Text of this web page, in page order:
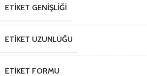
ETIKET GENIŞLIĞI
ETIKET UZUNLUĞU
ETIKET FORMU